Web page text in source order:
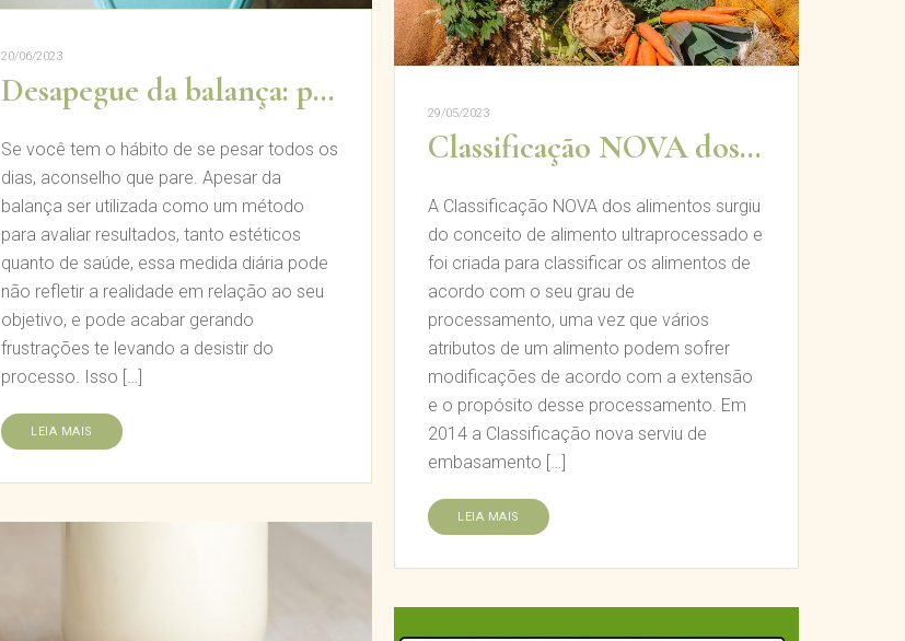
20/06/2023
Desapegue da balança: porque você não deve ficar se pesando todos os dias
Se você tem o hábito de se pesar todos os
dias, aconselho que pare. Apesar da
balança ser utilizada como um método
para avaliar resultados, tanto estéticos
quanto de saúde, essa medida diária pode
não refletir a realidade em relação ao seu
objetivo, e pode acabar gerando
frustrações te levando a desistir do
processo. Isso […]
LEIA MAIS
29/05/2023
Classificação NOVA dos alimentos
A Classificação NOVA dos alimentos surgiu
do conceito de alimento ultraprocessado e
foi criada para classificar os alimentos de
acordo com o seu grau de
processamento, uma vez que vários
atributos de um alimento podem sofrer
modificações de acordo com a extensão
e o propósito desse processamento. Em
2014 a Classificação nova serviu de
embasamento […]
LEIA MAIS